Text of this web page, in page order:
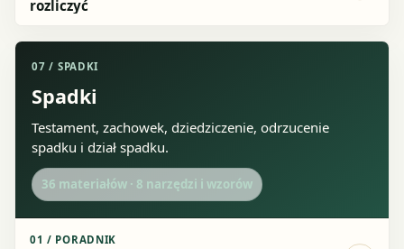
rozliczyć
07 / SPADKI
Spadki
Testament, zachowek, dziedziczenie, odrzucenie
spadku i dział spadku.
36 materiałów · 8 narzędzi i wzorów
01 / PORADNIK